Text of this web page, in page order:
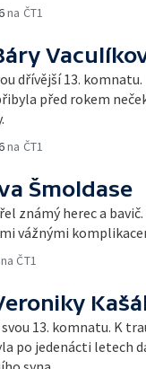
na ČT1
dřívější 13.
před rokem
na ČT1
Šmoldase
známý herec a
vážnými
na ČT1
13. komnatu. K
po jedenácti letech